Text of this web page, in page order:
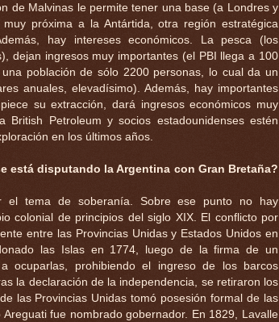
de Malvinas le permite tener una base (a Londres y
próxima a la Antártida, otra región estratégica
hay intereses económicos. La pesca (los
dejan ingresos muy importantes (el PBI llega a 100
población de sólo 2200 personas, lo cual da un
anuales, elevadísimo). Además, hay importantes
su extracción, dará ingresos económicos muy
British Petroleum y socios estadounidenses estén
en los últimos años.
está disputando la Argentina con Gran Bretaña?
el tema de soberanía. Sobre ese punto no hay
colonial de principios del siglo XIX. El conflicto por
entre las Provincias Unidas y Estados Unidos en
las Islas en 1774, luego de la firma de un
ocuparlas, prohibiendo el ingreso de los barcos
la declaración de la independencia, se retiraron los
las Provincias Unidas tomó posesión formal de las
fue nombrado gobernador. En 1829, Lavalle